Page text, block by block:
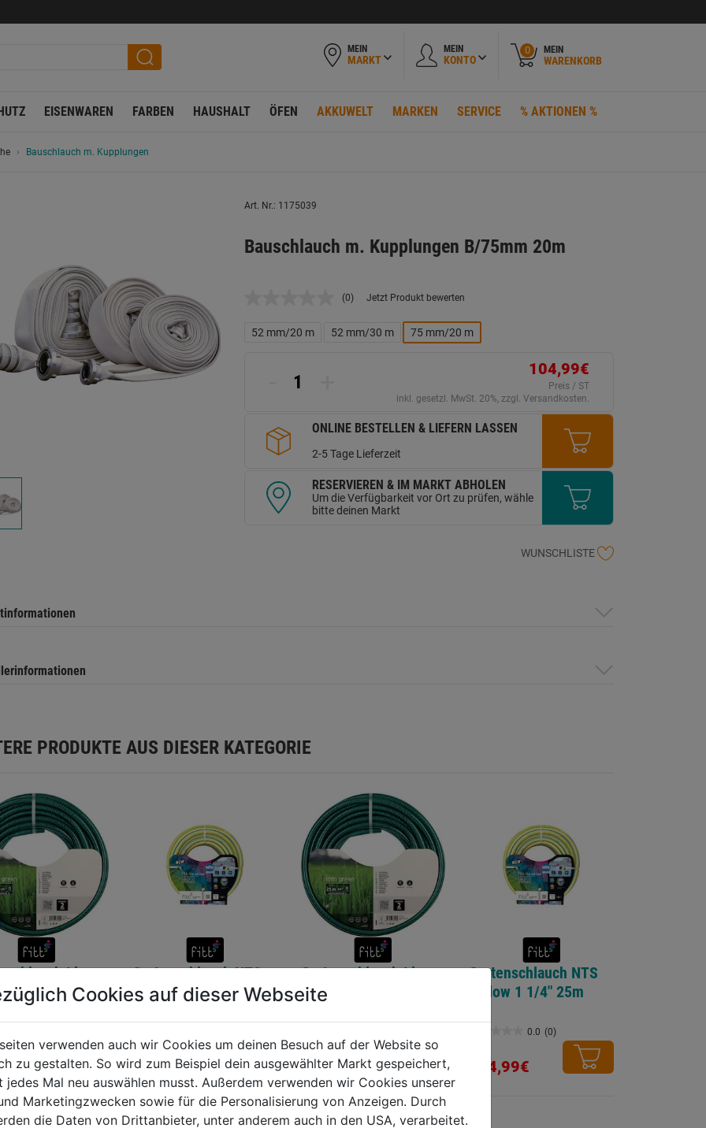
MEIN
MARKT
MEIN
KONTO
0 MEIN
WARENKORB
EISENWAREN FARBEN HAUSHALT ÖFEN AKKUWELT MARKEN SERVICE % AKTIONEN %
Bauschlauch m. Kupplungen
Art. Nr.: 1175039
Bauschlauch m. Kupplungen B/75mm 20m
Kein
Link
auf
(0) Jetzt Produkt bewerten
52 mm/20 m 52 mm/30 m 75 mm/20 m
104,99€
Preis / ST
inkl. gesetzl. MwSt. 20%, zzgl. Versandkosten.
ONLINE BESTELLEN & LIEFERN LASSEN
2-5 Tage Lieferzeit
RESERVIEREN & IM MARKT ABHOLEN
Um die Verfügbarkeit vor Ort zu prüfen, wähle
bitte deinen Markt
WUNSCHLISTE
PRODUKTE AUS DIESER KATEGORIE
Idro
1" 50m
Gartenschlauch NTS
Yellow 1"
0.0
von
5
Sternen.
144,99€
Gartenschlauch Idro
Green 1 1/4" 50m
0.0
von
5
Sternen.
214,99€
Gartenschlauch NTS
Yellow 1 1/4" 25m
0.0 (0)
224,99€
Cookies auf dieser Webseite
verwenden auch wir Cookies um deinen Besuch auf der Website so
zu gestalten. So wird zum Beispiel dein ausgewählter Markt gespeichert,
Mal neu auswählen musst. Außerdem verwenden wir Cookies unserer
Marketingzwecken sowie für die Personalisierung von Anzeigen. Durch
die Daten von Drittanbieter, unter anderem auch in den USA, verarbeitet.